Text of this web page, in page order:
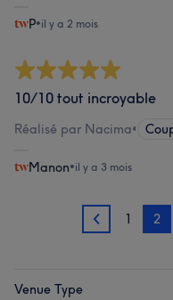
P•il y a 2 mois
10/10 tout incroyable
Réalisé par Nacima•
Manon•il y a 3 mois
1 1 2
Venue Type